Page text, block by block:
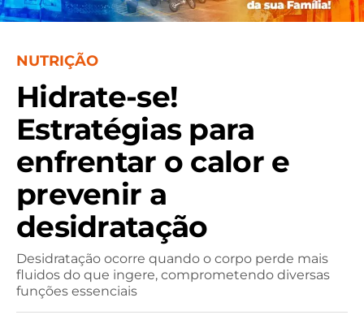
NUTRIÇÃO
Hidrate-se!
Estratégias para
enfrentar o calor e
prevenir a
desidratação
Desidratação ocorre quando o corpo perde mais
fluidos do que ingere, comprometendo diversas
funções essenciais